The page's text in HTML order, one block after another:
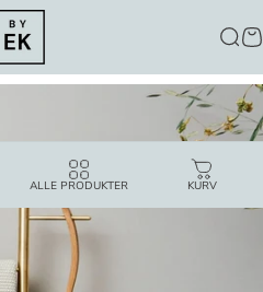
By Emma Katballe
ALLE PRODUKTER KURV